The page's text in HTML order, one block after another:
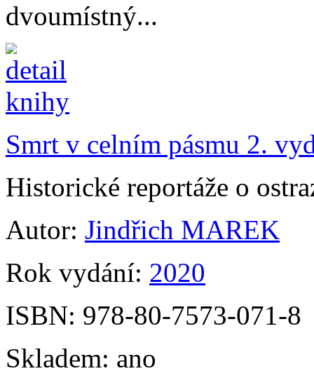
dvoumístný...
Smrt v celním pásmu 2.
Historické reportáže o
Autor: Jindřich MAREK
Rok vydání: 2020
ISBN: 978-80-7573-071-8
Skladem: ano